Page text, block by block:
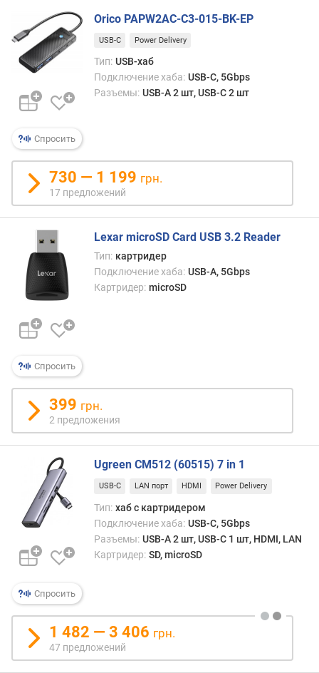
Спросить
Orico PAPW2AC-C3-015-BK-EP
USB-C Power Delivery
Тип: USB-хаб
Подключение хаба: USB-C, 5Gbps
Разъемы: USB-A 2 шт, USB-C 2 шт
730 — 1 199 грн.
17 предложений
Спросить
Lexar microSD Card USB 3.2 Reader
Тип: картридер
Подключение хаба: USB-A, 5Gbps
Картридер: microSD
399 грн.
2 предложения
Спросить
Ugreen CM512 (60515) 7 in 1
USB-C LAN порт HDMI Power Delivery
Тип: хаб с картридером
Подключение хаба: USB-C, 5Gbps
Разъемы: USB-A 2 шт, USB-C 1 шт, HDMI, LAN
Картридер: SD, microSD
1 482 — 3 406 грн.
47 предложений